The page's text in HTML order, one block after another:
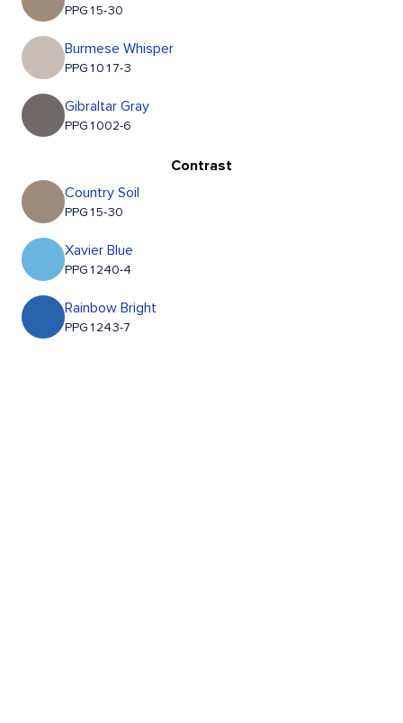
PPG15-30
Burmese Whisper
PPG1017-3
Gibraltar Gray
PPG1002-6
Contrast
Country Soil
PPG15-30
Xavier Blue
PPG1240-4
Rainbow Bright
PPG1243-7